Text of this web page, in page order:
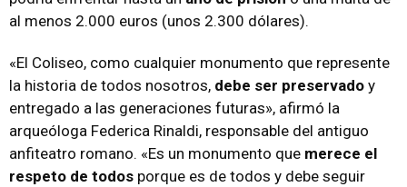
al menos 2.000 euros (unos 2.300 dólares).
«El Coliseo, como cualquier monumento que represente
la historia de todos nosotros, debe ser preservado y
entregado a las generaciones futuras», afirmó la
arqueóloga Federica Rinaldi, responsable del antiguo
anfiteatro romano. «Es un monumento que merece el
respeto de todos porque es de todos y debe seguir